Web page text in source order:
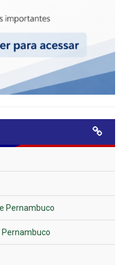
Pernambuco
Pernambuco